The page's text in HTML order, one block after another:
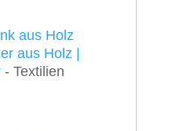
aus Holz
aus Holz |
- Textilien